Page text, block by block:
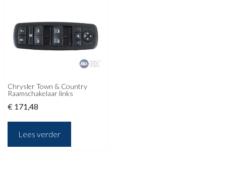
Chrysler Town & Country
Raamschakelaar links
€ 171,48
Lees verder